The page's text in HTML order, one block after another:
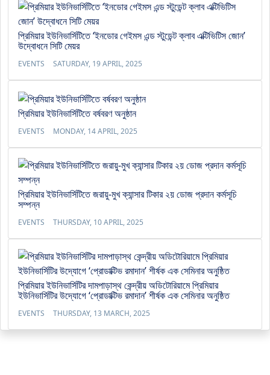
প্রিমিয়ার ইউনিভার্সিটিতে ‘ইনডোর গেইমস এন্ড স্টুডেন্ট ক্লাব এক্টিভিটিস জোন’
উদ্বোধনে সিটি মেয়র
EVENTS SATURDAY, 19 APRIL, 2025
প্রিমিয়ার ইউনিভার্সিটিতে বর্ষবরণ অনুষ্ঠান
EVENTS MONDAY, 14 APRIL, 2025
প্রিমিয়ার ইউনিভার্সিটিতে জরায়ু-মুখ ক্যান্সার টিকার ২য় ডোজ প্রদান কর্মসূচি
সম্পন্ন
EVENTS THURSDAY, 10 APRIL, 2025
প্রিমিয়ার ইউনিভার্সিটির দামপাড়াস্থ কেন্দ্রীয় অডিটোরিয়ামে প্রিমিয়ার
ইউনিভার্সিটির উদ্যোগে ‘প্রোডাক্টিভ রমাদান’ শীর্ষক এক সেমিনার অনুষ্ঠিত
EVENTS THURSDAY, 13 MARCH, 2025